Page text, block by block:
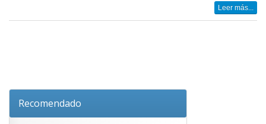
Leer más...
Recomendado